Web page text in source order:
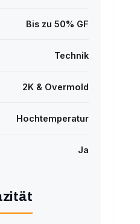
Bis zu 50% GF
Technik
2K & Overmold
Hochtemperatur
Ja